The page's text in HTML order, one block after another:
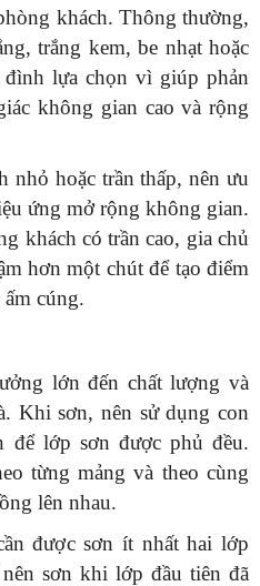
khách. Thông thường,
trắng kem, be nhạt hoặc
lựa chọn vì giúp phản
không gian cao và rộng
nhỏ hoặc trần thấp, nên ưu
ứng mở rộng không gian.
khách có trần cao, gia chủ
hơn một chút để tạo điểm
cúng.
lớn đến chất lượng và
Khi sơn, nên sử dụng con
để lớp sơn được phủ đều.
từng mảng và theo cùng
lên nhau.
được sơn ít nhất hai lớp
sơn khi lớp đầu tiên đã